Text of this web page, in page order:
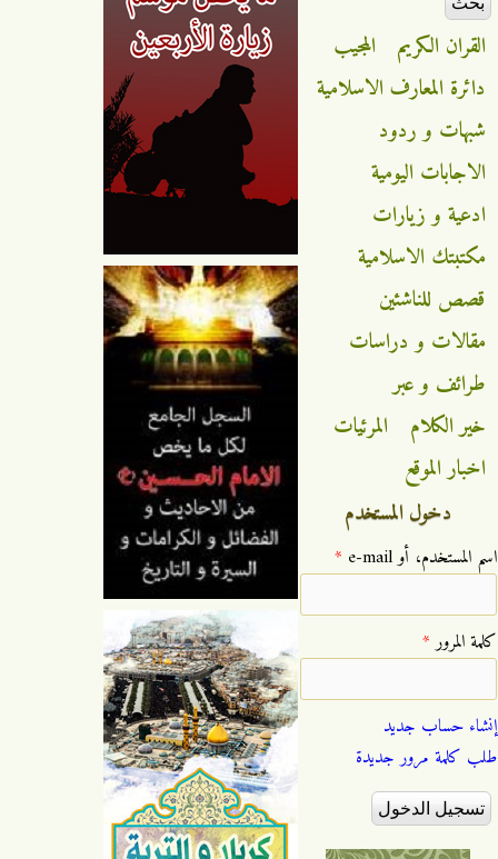
القران الكريم
المجيب
دائرة المعارف الاسلامية
شبهات و ردود
الاجابات اليومية
ادعية و زيارات
مكتبتك الاسلامية
قصص للناشئين
مقالات و دراسات
طرائف و عبر
خير الكلام
المرئيات
اخبار الموقع
دخول المستخدم
‏اسم المستخدم، أو e-mail ‏ *
‏كلمة المرور ‏*
إنشاء حساب جديد
طلب كلمة مرور جديدة